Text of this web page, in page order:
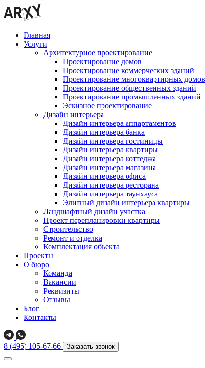
Главная
Услуги
Архитектурное проектирование
Проектирование домов
Проектирование коммерческих зданий
Проектирование многоквартирных домов
Проектирование общественных зданий
Проектирование промышленных зданий
Эскизное проектирование
Дизайн интерьера
Дизайн интерьера аппартаментов
Дизайн интерьера банка
Дизайн интерьера гостиницы
Дизайн интерьера квартиры
Дизайн интерьера коттеджа
Дизайн интерьера магазина
Дизайн интерьера офиса
Дизайн интерьера ресторана
Дизайн интерьера таунхауса
Элитный дизайн интерьера квартиры
Ландшафтный дизайн участка
Проект перепланировки квартиры
Строительство
Ремонт и отделка
Комплектация объекта
Проекты
О бюро
Команда
Вакансии
Реквизиты
Отзывы
Блог
Контакты
8 (495) 105-67-66 Заказать звонок